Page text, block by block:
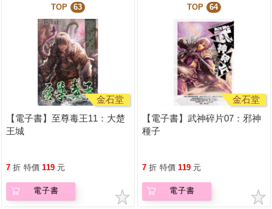
TOP 63
金石堂
【電子書】至尊毒王11：大楚
王城
7 折 特價 119 元
電子書
TOP 64
金石堂
【電子書】武神碎片07：邪神
種子
7 折 特價 119 元
電子書